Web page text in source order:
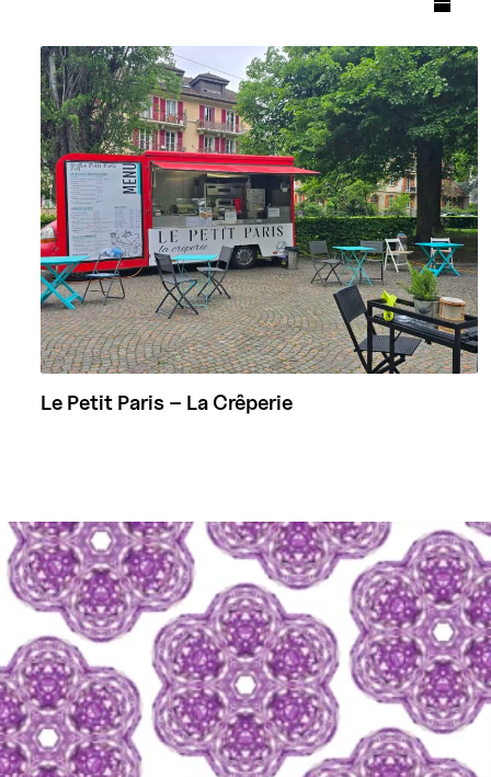
Le Petit Paris – La Crêperie